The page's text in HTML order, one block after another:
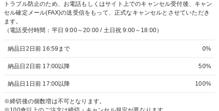
トラブル防止のため、お電話もしくはサイト上でのキャンセル受付後、キャン
セル確定メール(FAX)の送受信をもって、正式なキャンセルとさせていただき
ます。
（電話受付時間：平日 9:00～20:00 / 土日祝 9:00～18:00）
納品日2日前 16:59まで 0%
納品日2日前 17:00以降 50%
納品日1日前 17:00以降 100%
※締切後の個数増は不可となります。